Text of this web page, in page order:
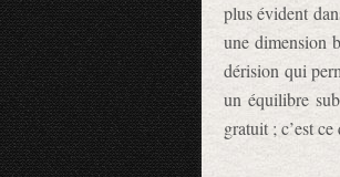
plus évident
une dimension
dérision qui
un équilibre
gratuit ; c’est